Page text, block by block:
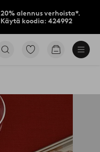
20% alennus verhoista*.
Käytä koodia: 424992
Siirry
Siirry